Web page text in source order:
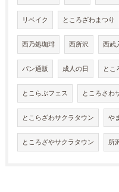
リベイク ところざわまつり
西乃処珈琲 西所沢 西武
パン通販 成人の日 とこ
とこらぶフェス ところさわ
とこらざわサクラタウン や
ところざやサクラタウン 所